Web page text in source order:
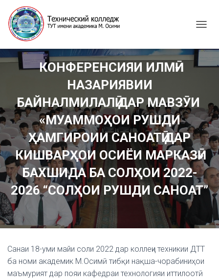
G
L
G
A
T
I
O
N
КОНФЕРЕНСИЯИ ИЛМӢ-
НАЗАРИЯВИИ
БАЙНАЛМИЛАЛӢ ДАР МАВЗӮИ
«МУАММОҲОИ РУШДИ
ҲАМГИРОИИ САНОАТӢ ДАР
КИШВАРҲОИ ОСИЁИ МАРКАЗӢ»
БАХШИДА БА СОЛҲОИ 2022-
2026 “СОЛҲОИ РУШДИ САНОАТ”
Санаи 18-уми майи соли 2022 дар коллеҷи техникии ДТТ
ба номи академик М.Осимӣ тибқи нақша-чорабиниҳои
маъмурият дар пояи кафедраи технологияи иттилоотӣ